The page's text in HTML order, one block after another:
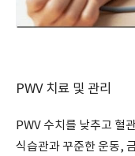
PWV 치료 및 관리
PWV 수치를 낮추고 혈
식습관과 꾸준한 운동,